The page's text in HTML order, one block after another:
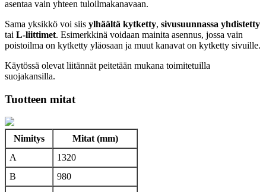
asentaa vain yhteen tuloilmakanavaan.
Sama yksikkö voi siis ylhäältä kytketty, sivusuunnassa yhdistetty
tai L-liittimet. Esimerkkinä voidaan mainita asennus, jossa vain
poistoilma on kytketty yläosaan ja muut kanavat on kytketty sivuille.
Käytössä olevat liitännät peitetään mukana toimitetuilla
suojakansilla.
Tuotteen mitat
Nimitys
Mitat (mm)
A
1320
B
980